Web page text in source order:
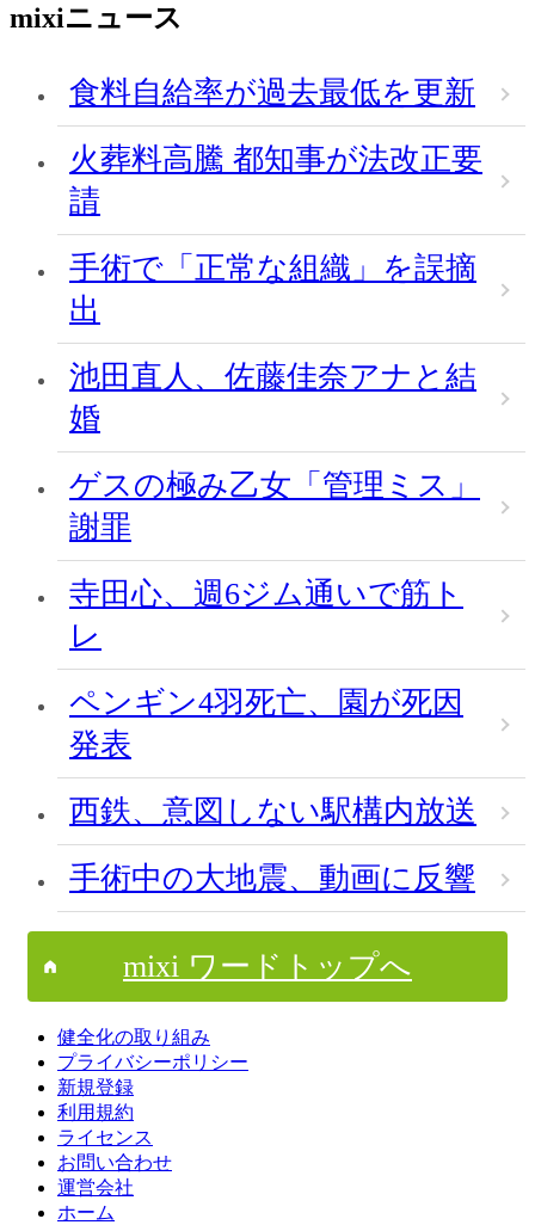
mixiニュース
食料自給率が過去最低を更新
火葬料高騰 都知事が法改正要
請
手術で「正常な組織」を誤摘
出
池田直人、佐藤佳奈アナと結
婚
ゲスの極み乙女「管理ミス」
謝罪
寺田心、週6ジム通いで筋ト
レ
ペンギン4羽死亡、園が死因
発表
西鉄、意図しない駅構内放送
手術中の大地震、動画に反響
mixi ワードトップへ
健全化の取り組み
プライバシーポリシー
新規登録
利用規約
ライセンス
お問い合わせ
運営会社
ホーム